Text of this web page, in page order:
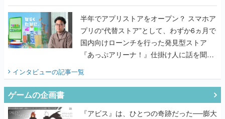
うこだわりをプロデューサーに聞いた
半年でアプリストアをオープン？ スマホア
プリの“代替ストア”として、わずか6ヵ月で
国内向けローンチを行った発見型ストア
『あっぷアリーナ！』仕掛け人に話を聞い
てみた
インタビューの記事一覧
ゲームの企画書
『アビス』は、ひとつの奇跡だった──膨大